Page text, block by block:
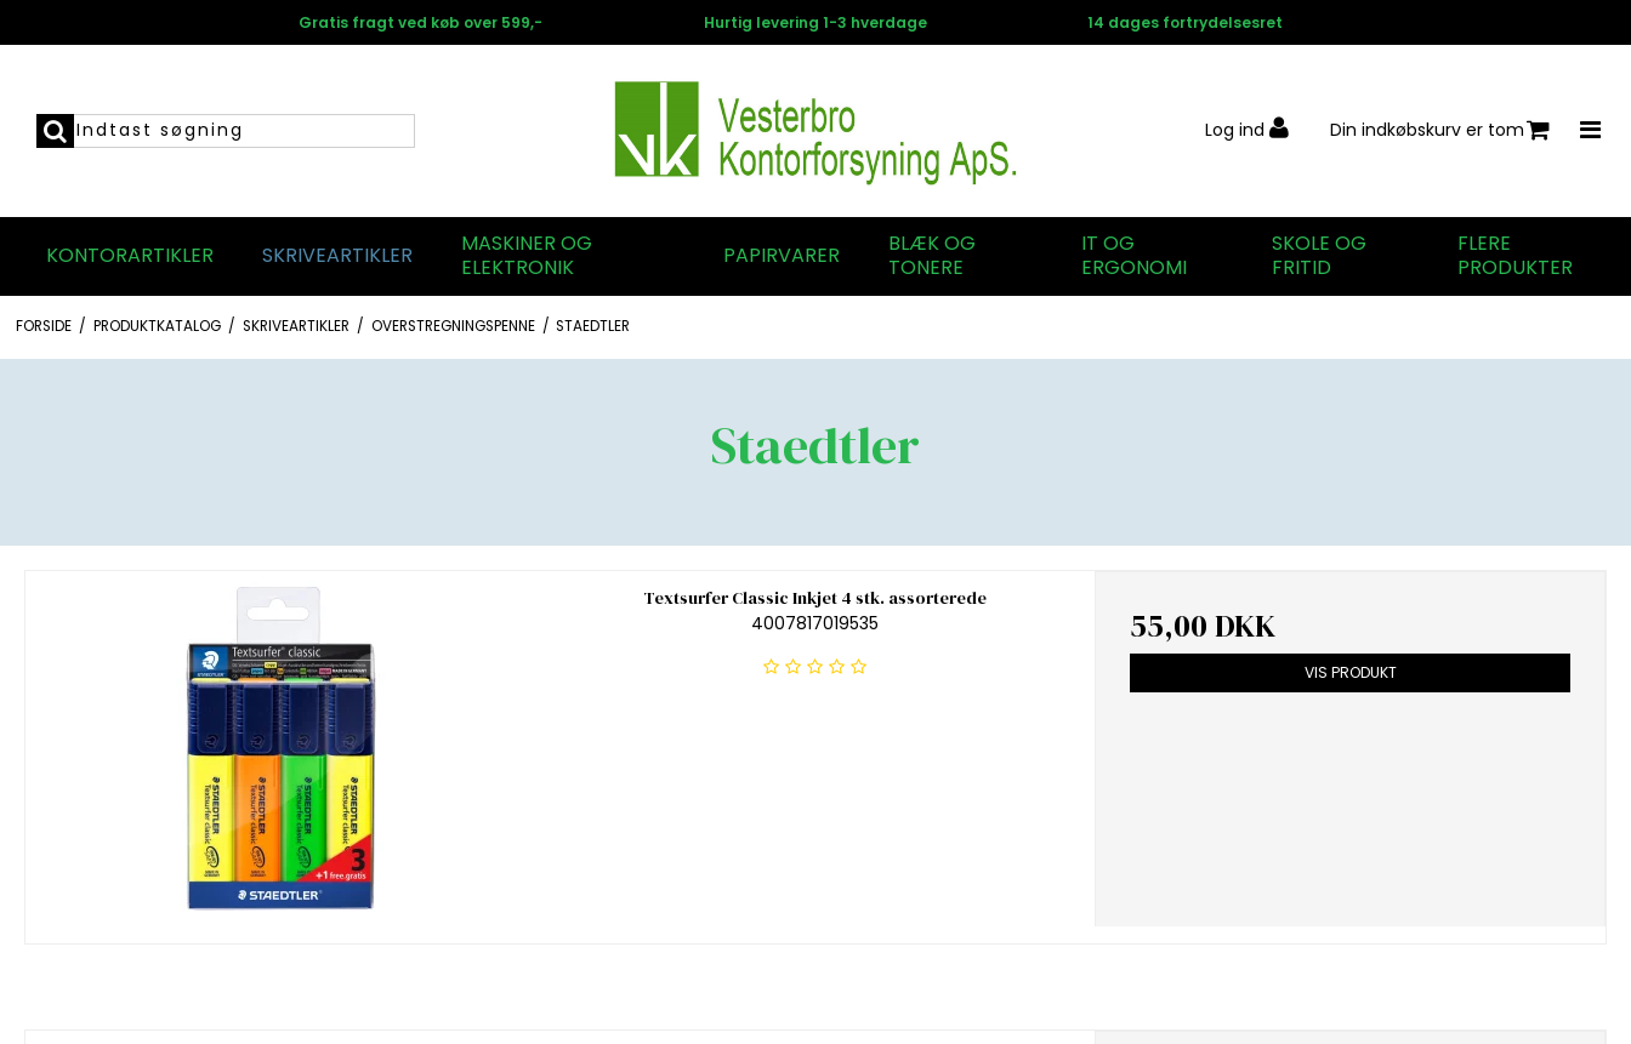
Gratis fragt ved køb over 599,- Hurtig levering 1-3 hverdage 14 dages fortrydelsesret
Log ind Din indkøbskurv er tom
KONTORARTIKLER SKRIVEARTIKLER
MASKINER OG
ELEKTRONIK
PAPIRVARER
BLÆK OG
TONERE
IT OG
ERGONOMI
SKOLE OG
FRITID
FLERE
PRODUKTER
FORSIDE / PRODUKTKATALOG / SKRIVEARTIKLER / OVERSTREGNINGSPENNE / STAEDTLER
Staedtler
Textsurfer Classic Inkjet 4 stk. assorterede
4007817019535
55,00 DKK
VIS PRODUKT